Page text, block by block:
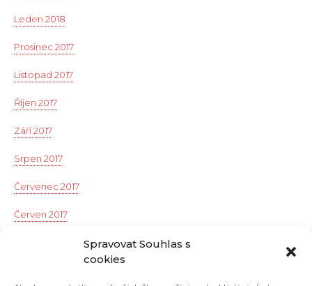
Spravovat Souhlas s
cookies
Leden 2018
Prosinec 2017
Listopad 2017
Říjen 2017
Září 2017
Srpen 2017
Červenec 2017
Červen 2017